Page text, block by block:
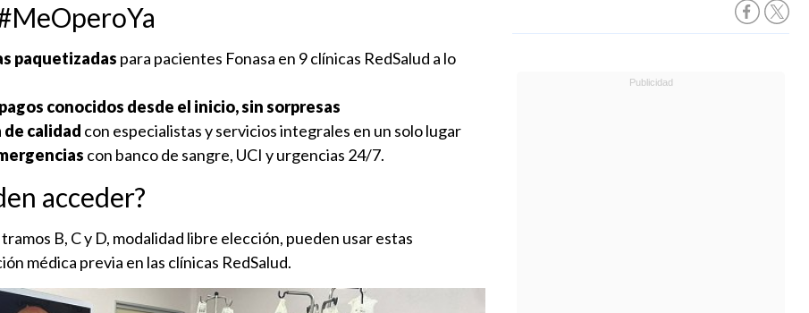
paquetizadas para pacientes Fonasa en 9 clínicas RedSalud a lo
conocidos desde el inicio, sin sorpresas
calidad con especialistas y servicios integrales en un solo lugar
con banco de sangre, UCI y urgencias 24/7.
acceder?
B, C y D, modalidad libre elección, pueden usar estas
médica previa en las clínicas RedSalud.